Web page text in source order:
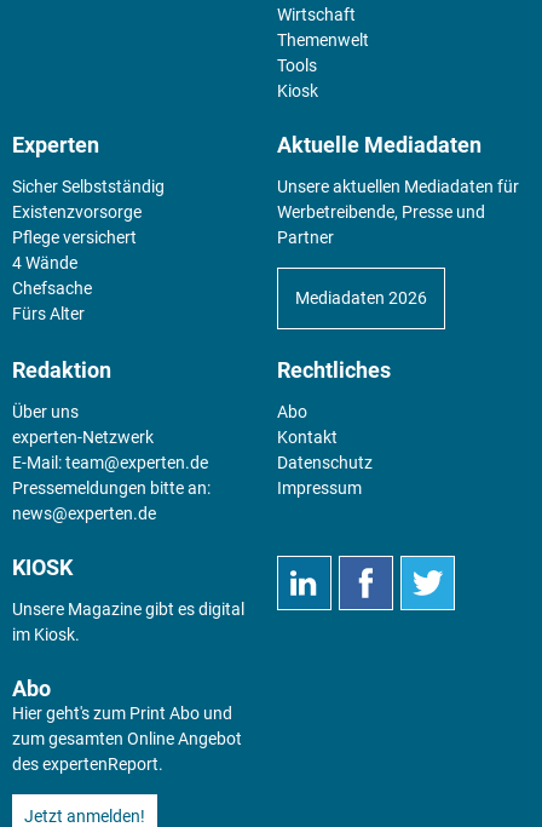
Wirtschaft
Themenwelt
Tools
Kiosk
Experten
Sicher Selbstständig
Existenz­vorsorge
Pflege versichert
4 Wände
Chefsache
Fürs Alter
Aktuelle Mediadaten
Unsere aktuellen Mediadaten für
Werbetreibende, Presse und
Partner
Mediadaten 2026
Redaktion
Über uns
experten-Netzwerk
E-Mail:team@experten.de
Pressemeldungen bitte an:
news@experten.de
Rechtliches
Abo
Kontakt
Datenschutz
Impressum
KIOSK
Unsere Magazine gibt es digital
im Kiosk.
Abo
Hier geht's zum Print Abo und
zum gesamten Online Angebot
des expertenReport.
Jetzt anmelden!